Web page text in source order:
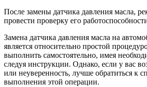
После замены датчика давления масла,
провести проверку его
Замена датчика давления масла на
является относительно простой
выполнить самостоятельно, имея
следуя инструкции. Однако, если у вас
или неуверенность, лучше обратиться к
выполнения этой операции.